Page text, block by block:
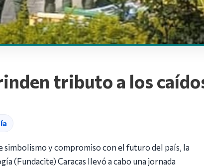
tributo a los
simbolismo y compromiso con el futuro del país, la
(Fundacite) Caracas llevó a cabo una jornada